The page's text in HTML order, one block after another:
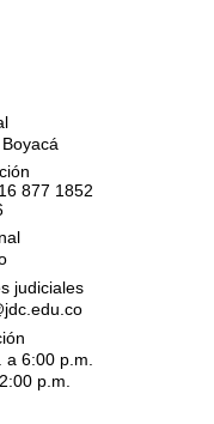
877 1852
judiciales
6:00 p.m.
p.m.